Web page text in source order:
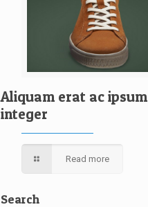
Aliquam erat ac ipsum
integer
Read more
Search